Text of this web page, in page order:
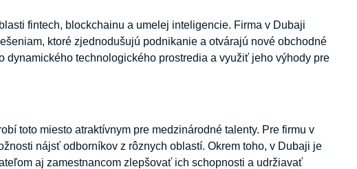
fintech, blockchainu a umelej inteligencie. Firma v Dubaji
ktoré zjednodušujú podnikanie a otvárajú nové obchodné
technologického prostredia a využiť jeho výhody pre
toto miesto atraktívnym pre medzinárodné talenty. Pre firmu v
nájsť odborníkov z rôznych oblastí. Okrem toho, v Dubaji je
aj zamestnancom zlepšovať ich schopnosti a udržiavať